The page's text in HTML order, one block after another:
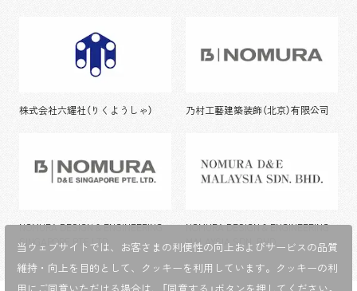
株式会社六耀社（りくようしゃ） 乃村工藝建築装飾（北京）有限公司
NOMURA DESIGN & ENGINEERING
SINGAPORE PTE.LTD.
NOMURA DESIGN & ENGINEERING
MALAYSIA SDN. BHD.
当ウェブサイトでは、お客さまの利便性の向上およびサービスの品質
維持・向上を目的として、 クッキーを利用しています。クッキーの利